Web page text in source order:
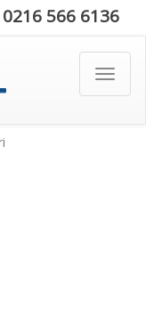
0216 566 6136
Toggle